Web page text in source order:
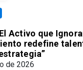
Activo que
redefine
de 2026